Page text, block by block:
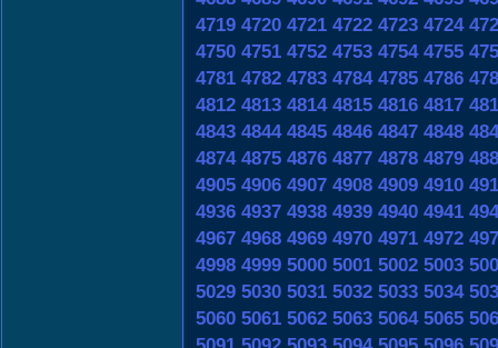
4719 4720 4721 4722 4723 4724
4750 4751 4752 4753 4754 4755
4781 4782 4783 4784 4785 4786
4812 4813 4814 4815 4816 4817
4843 4844 4845 4846 4847 4848
4874 4875 4876 4877 4878 4879
4905 4906 4907 4908 4909 4910
4936 4937 4938 4939 4940 4941
4967 4968 4969 4970 4971 4972
4998 4999 5000 5001 5002 5003
5029 5030 5031 5032 5033 5034
5060 5061 5062 5063 5064 5065